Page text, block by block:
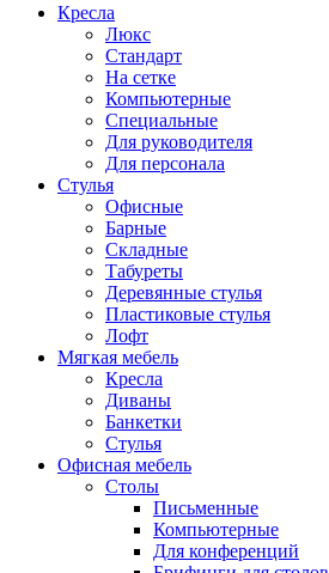
Кресла
Люкс
Стандарт
На сетке
Компьютерные
Специальные
Для руководителя
Для персонала
Стулья
Офисные
Барные
Складные
Табуреты
Деревянные стулья
Пластиковые стулья
Лофт
Мягкая мебель
Кресла
Диваны
Банкетки
Стулья
Офисная мебель
Столы
Письменные
Компьютерные
Для конференций